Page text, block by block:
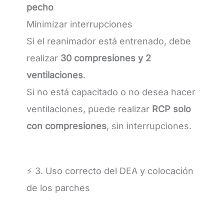
pecho
Minimizar interrupciones
Si el reanimador está entrenado, debe
realizar 30 compresiones y 2
ventilaciones.
Si no está capacitado o no desea hacer
ventilaciones, puede realizar RCP solo
con compresiones, sin interrupciones.
⚡ 3. Uso correcto del DEA y colocación
de los parches